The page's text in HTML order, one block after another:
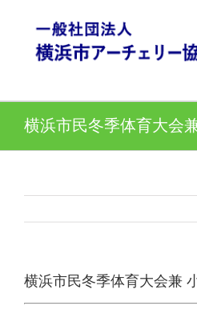
content
横浜市民冬季体育大会
横浜市民冬季体育大会兼